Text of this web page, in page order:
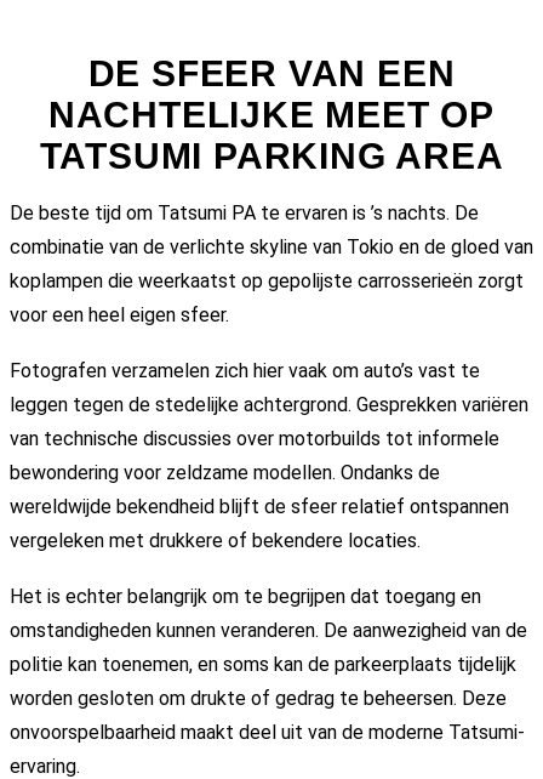
DE SFEER VAN EEN
NACHTELIJKE MEET OP
TATSUMI PARKING AREA
De beste tijd om Tatsumi PA te ervaren is ’s nachts. De
combinatie van de verlichte skyline van Tokio en de gloed van
koplampen die weerkaatst op gepolijste carrosserieën zorgt
voor een heel eigen sfeer.
Fotografen verzamelen zich hier vaak om auto’s vast te
leggen tegen de stedelijke achtergrond. Gesprekken variëren
van technische discussies over motorbuilds tot informele
bewondering voor zeldzame modellen. Ondanks de
wereldwijde bekendheid blijft de sfeer relatief ontspannen
vergeleken met drukkere of bekendere locaties.
Het is echter belangrijk om te begrijpen dat toegang en
omstandigheden kunnen veranderen. De aanwezigheid van de
politie kan toenemen, en soms kan de parkeerplaats tijdelijk
worden gesloten om drukte of gedrag te beheersen. Deze
onvoorspelbaarheid maakt deel uit van de moderne Tatsumi-
ervaring.